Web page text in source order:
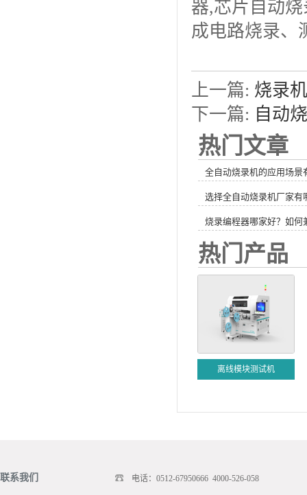
器,芯片自动
成电路烧录、
上一篇: 烧录
下一篇: 自动
热门文章
全自动烧录机的应用场景
选择全自动烧录机厂家有
烧录编程器哪家好？如何
热门产品
离线模块测试机
联系我们 电话：0512-67950666 4000-526-058